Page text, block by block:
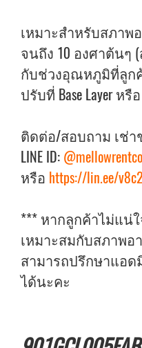
เหมาะสำหรับสภาพ
จนถึง 10 องศาต้นๆ
กับช่วงอุณหภูมิที่ลูก
ปรับที่ Base Layer หรื
ติดต่อ/สอบถาม เช่
LINE ID:
หรือ https://lin.ee/
*** หากลูกค้าไม่แน่
เหมาะสมกับสภาพอ
สามารถปรึกษาแอด
ได้นะคะ